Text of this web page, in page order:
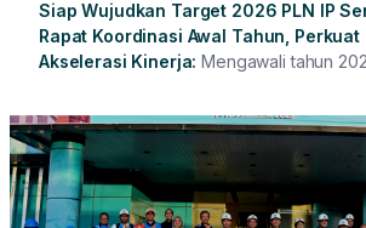
Siap Wujudkan Target 2026 PLN IP
Rapat Koordinasi Awal Tahun, Perkuat
Akselerasi Kinerja Mengawali tahun
komitmennya untuk memperkuat fondasi
mempercepat pertumbuhan kinerja
Koordinasi Awal Tahun yang mengusung
Competence, Strengthening Execution,
Growth.” Forum strategis ini menjadi